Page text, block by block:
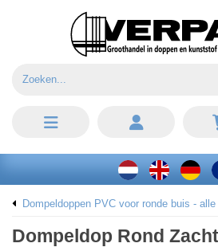
Dompeldoppen PVC voor ronde buis -
Dompeldop Rond